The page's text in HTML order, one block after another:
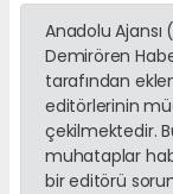
Anadolu Ajansı
Demirören
tarafından
editörlerinin
çekilmektedir.
muhataplar
bir editörü